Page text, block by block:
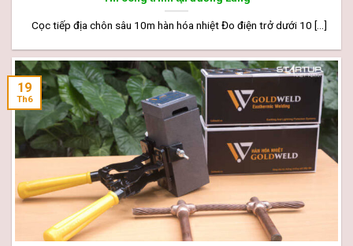
Cọc tiếp địa chôn sâu 10m hàn hóa nhiệt Đo điện trở dưới 10 [...]
19
Th6